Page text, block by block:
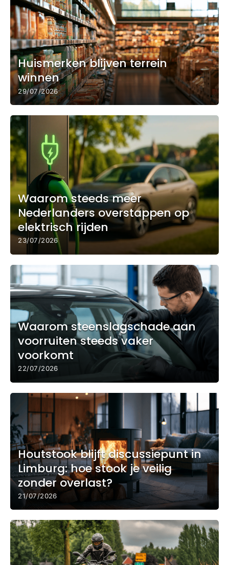
Huismerken blijven terrein
winnen
29/07/2026
Waarom steeds meer
Nederlanders overstappen op
elektrisch rijden
23/07/2026
Waarom steenslagschade aan
voorruiten steeds vaker
voorkomt
22/07/2026
Houtstook blijft discussiepunt in
Limburg: hoe stook je veilig
zonder overlast?
21/07/2026